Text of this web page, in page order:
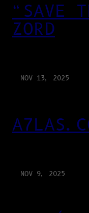
“SAVE
ZORD
NOV 13, 2025
NOV 9, 2025